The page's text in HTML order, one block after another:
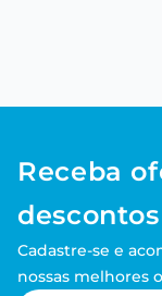
Receba
Cadastre-se e
nossas melhores